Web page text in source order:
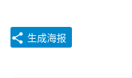
生成海报